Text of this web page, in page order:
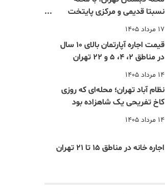
نسبتا قدیمی و مرکزی پایتخت
آشنا شوید
17 مرداد 1405
قیمت اجاره آپارتمان بالای 10 سال
در مناطق 2، 4، 5 و 22 تهران
14 مرداد 1405
نظام‌ آباد تهران؛ محله‌ای که روزی
کاخ تفریحی یک شاهزاده بود
14 مرداد 1405
اجاره خانه در مناطق 15 تا 21 تهران